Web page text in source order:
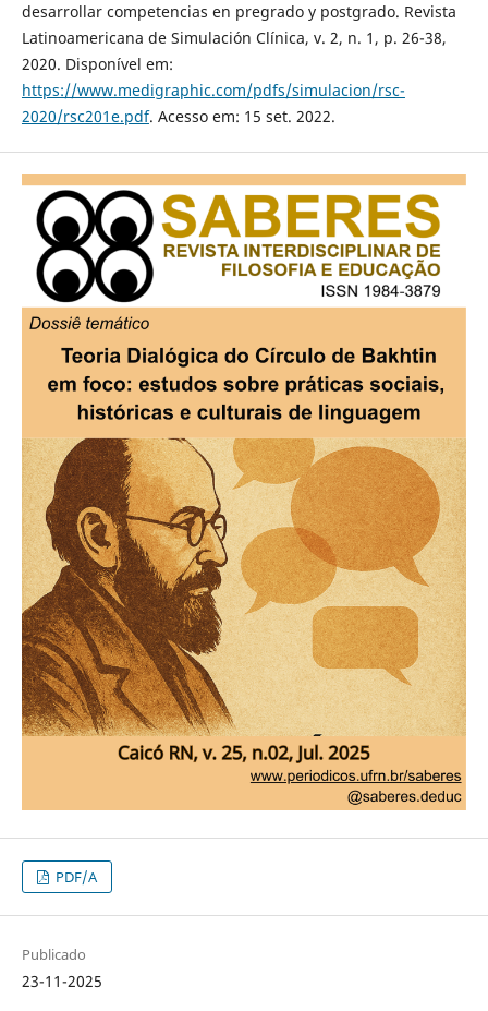
desarrollar competencias en pregrado y postgrado. Revista
Latinoamericana de Simulación Clínica, v. 2, n. 1, p. 26-38,
2020. Disponível em:
https://www.medigraphic.com/pdfs/simulacion/rsc-
2020/rsc201e.pdf. Acesso em: 15 set. 2022.
PDF/A
Publicado
23-11-2025